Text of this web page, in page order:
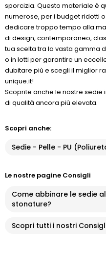
sporcizia. Questo materiale è
numerose, per i budget ridotti
dedicare troppo tempo alla
di design, contemporaneo,
tua scelta tra la vasta gamma
o in lotti per garantire un
dubitare più e scegli il miglior
unique.it!
Scoprite anche le nostre sedie
di qualità ancora più elevata.
Scopri anche:
Sedie - Pelle - PU
Le nostre pagine Consigli
Come abbinare le sedie
stonature?
Scopri tutti i nostri